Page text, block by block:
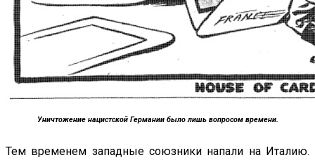
Уничтожение нацистской Германии было лишь вопросом времени.
Тем временем западные союзники напали на Италию.